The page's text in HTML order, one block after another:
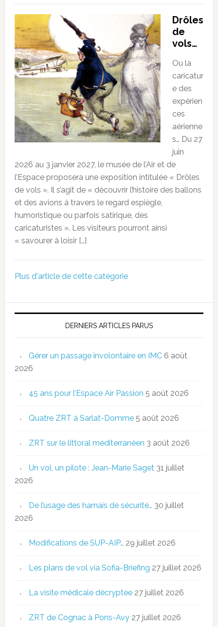
Drôles
de
vols…
Ou la
caricatur
e des
expérien
ces
aérienne
s… Du 27
juin
2026 au 3 janvier 2027, le musée de l’Air et de
l’Espace proposera une exposition intitulée « Drôles
de vols ». Il s’agit de « découvrir l’histoire des ballons
et des avions à travers le regard espiègle,
humoristique ou parfois satirique, des
caricaturistes ». Les visiteurs pourront ainsi
« savourer à loisir […]
Plus d'article de cette catégorie
DERNIERS ARTICLES PARUS
Gérer un passage involontaire en IMC 6 août
2026
45 ans pour l’Espace Air Passion 5 août 2026
Quatre ZRT à Sarlat-Domme 5 août 2026
ZRT sur le littoral méditerranéen 3 août 2026
Un vol, un pilote : Jean-Marie Saget 31 juillet
2026
De l’usage des harnais de sécurité… 30 juillet
2026
Modifications de SUP-AIP… 29 juillet 2026
Les plans de vol via Sofia-Briefing 27 juillet 2026
La visite médicale décryptée 27 juillet 2026
ZRT de Cognac à Pons-Avy 27 juillet 2026